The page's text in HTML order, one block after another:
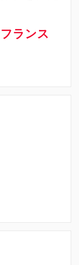
フランス